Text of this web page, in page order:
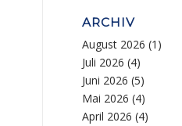
ARCHIV
August 2026 (1)
Juli 2026 (4)
Juni 2026 (5)
Mai 2026 (4)
April 2026 (4)